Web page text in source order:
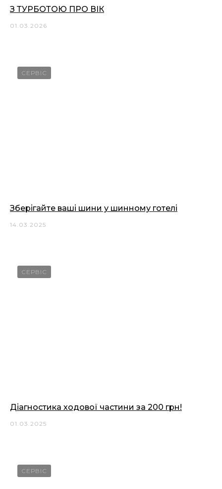
З ТУРБОТОЮ ПРО ВІК
01.03.2026
СЕРВІС
Зберігайте ваші шини у шинному готелі
14.03.2025
СЕРВІС
Діагностика ходової частини за 200 грн!
01.03.2025
СЕРВІС